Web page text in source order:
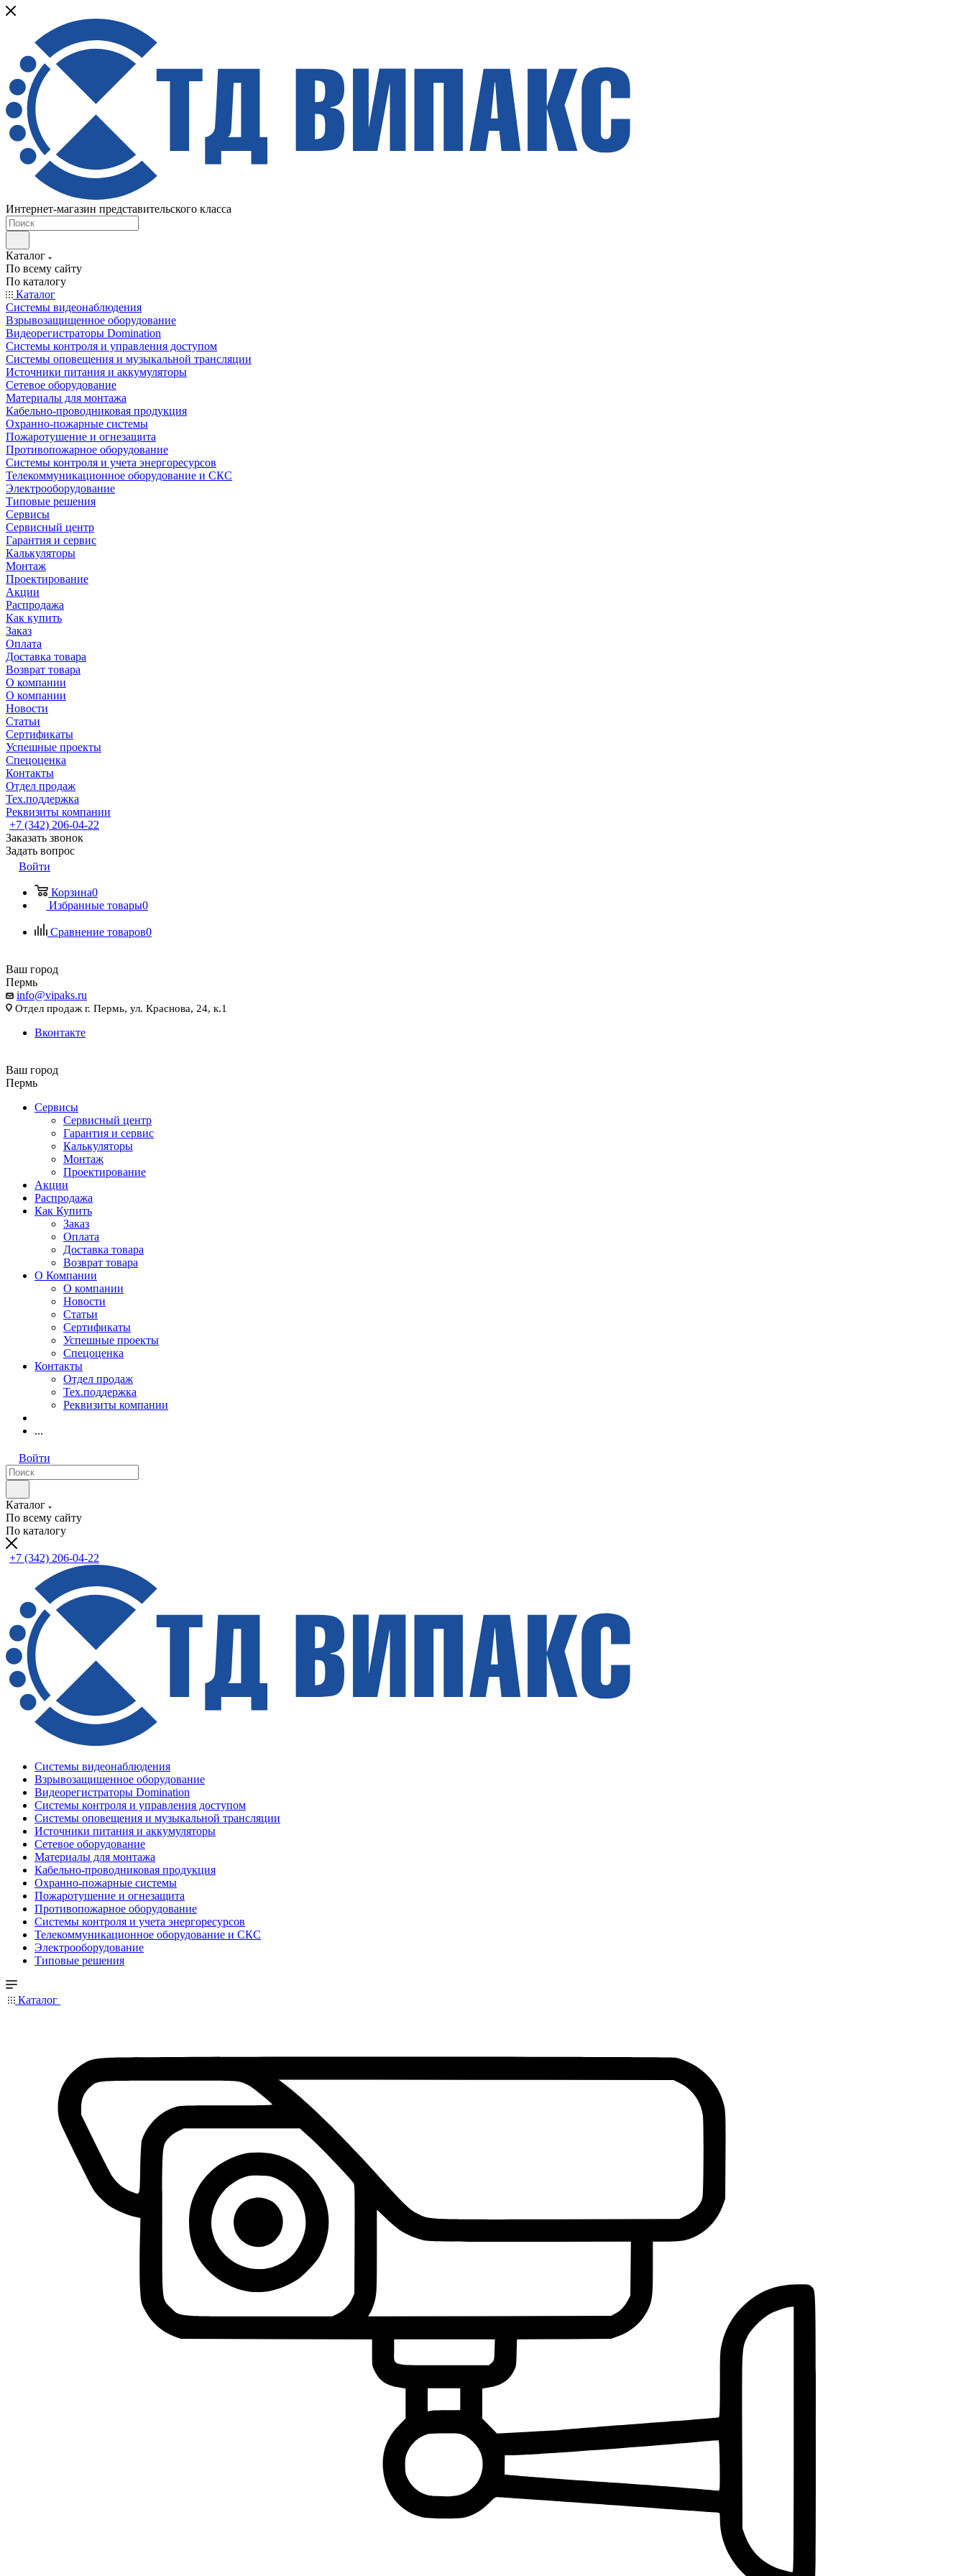
Интернет-магазин представительского класса
Каталог
По всему сайту
По каталогу
Каталог
Системы видеонаблюдения
Взрывозащищенное оборудование
Видеорегистраторы Domination
Системы контроля и управления доступом
Системы оповещения и музыкальной трансляции
Источники питания и аккумуляторы
Сетевое оборудование
Материалы для монтажа
Кабельно-проводниковая продукция
Охранно-пожарные системы
Пожаротушение и огнезащита
Противопожарное оборудование
Системы контроля и учета энергоресурсов
Телекоммуникационное оборудование и СКС
Электрооборудование
Типовые решения
Сервисы
Сервисный центр
Гарантия и сервис
Калькуляторы
Монтаж
Проектирование
Акции
Распродажа
Как купить
Заказ
Оплата
Доставка товара
Возврат товара
О компании
О компании
Новости
Статьи
Сертификаты
Успешные проекты
Спецоценка
Контакты
Отдел продаж
Тех.поддержка
Реквизиты компании
+7 (342) 206-04-22
Заказать звонок
Задать вопрос
Войти
Корзина0
Избранные товары0
Сравнение товаров0
Ваш город
Пермь
info@vipaks.ru
Отдел продаж г. Пермь, ул. Краснова, 24, к.1
Вконтакте
Ваш город
Пермь
Сервисы
Сервисный центр
Гарантия и сервис
Калькуляторы
Монтаж
Проектирование
Акции
Распродажа
Как Купить
Заказ
Оплата
Доставка товара
Возврат товара
О Компании
О компании
Новости
Статьи
Сертификаты
Успешные проекты
Спецоценка
Контакты
Отдел продаж
Тех.поддержка
Реквизиты компании
...
Войти
Каталог
По всему сайту
По каталогу
+7 (342) 206-04-22
Системы видеонаблюдения
Взрывозащищенное оборудование
Видеорегистраторы Domination
Системы контроля и управления доступом
Системы оповещения и музыкальной трансляции
Источники питания и аккумуляторы
Сетевое оборудование
Материалы для монтажа
Кабельно-проводниковая продукция
Охранно-пожарные системы
Пожаротушение и огнезащита
Противопожарное оборудование
Системы контроля и учета энергоресурсов
Телекоммуникационное оборудование и СКС
Электрооборудование
Типовые решения
Каталог